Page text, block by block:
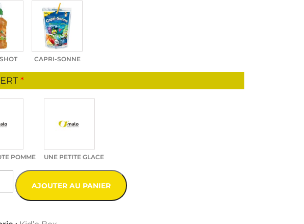
CAPRI-SONNE
*
POMME UNE PETITE GLACE
AJOUTER AU PANIER